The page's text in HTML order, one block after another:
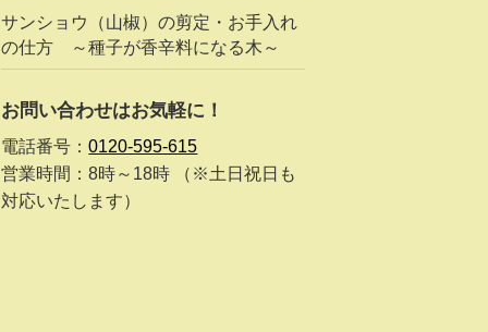
サンショウ（山椒）の剪定・お手入れ
の仕方 ～種子が香辛料になる木～
お問い合わせはお気軽に！
電話番号：0120-595-615
営業時間：8時～18時 （※土日祝日も
対応いたします）